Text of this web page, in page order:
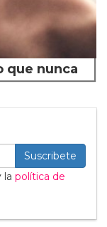
que nunca
Suscribete
la política de